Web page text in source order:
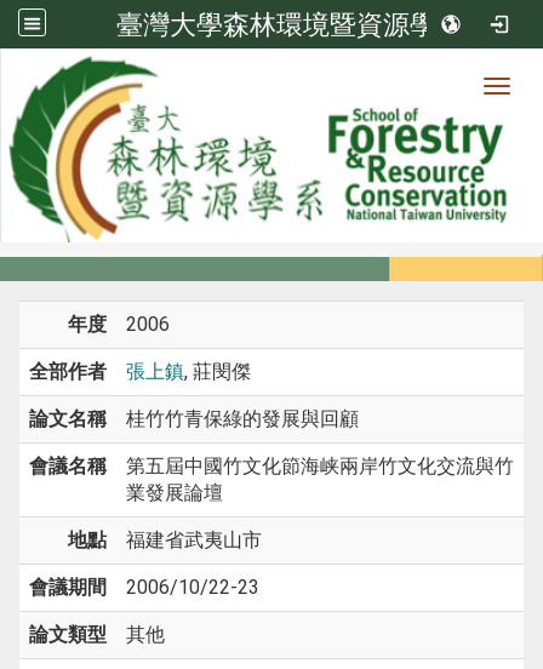
臺灣大學森林環境暨資源學系
系所成員
系所成員
年度 2006
全部作者 張上鎮, 莊閔傑
論文名稱 桂竹竹青保綠的發展與回顧
會議名稱
第五屆中國竹文化節海峡兩岸竹文化交流與竹
業發展論壇
地點 福建省武夷山市
會議期間 2006/10/22-23
論文類型 其他